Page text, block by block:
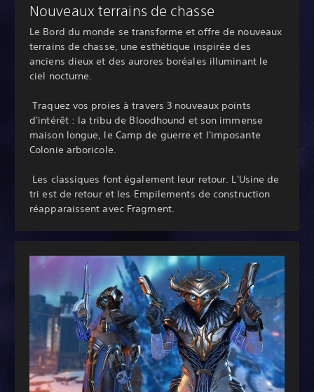
Nouveaux terrains de chasse
Le Bord du monde se transforme et offre de nouveaux
terrains de chasse, une esthétique inspirée des
anciens dieux et des aurores boréales illuminant le
ciel nocturne.
‎ Traquez vos proies à travers 3 nouveaux points
d'intérêt : la tribu de Bloodhound et son immense
maison longue, le Camp de guerre et l'imposante
Colonie arboricole.
‎ Les classiques font également leur retour. L'Usine de
tri est de retour et les Empilements de construction
réapparaissent avec Fragment.